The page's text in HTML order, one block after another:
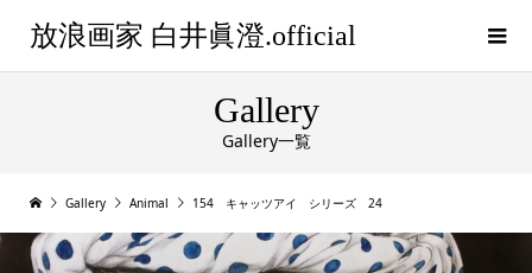
放浪画家 白井眞澄.official
Gallery
Gallery一覧
Gallery Animal 154 キャッツアイ シリーズ 24